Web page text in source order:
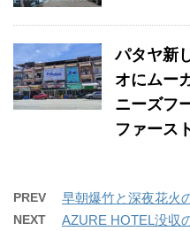
パタヤ新
オにムー
ニーズフ
ファース
PREV 早朝爆竹と深夜花火
NEXT
AZURE HOTEL没収